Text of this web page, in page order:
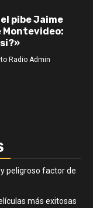
pibe Jaime
Montevideo:
Radio Admin
peligroso factor de
más exitosas